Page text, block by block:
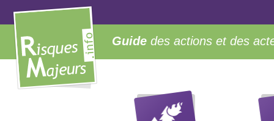
Guide des actions et des